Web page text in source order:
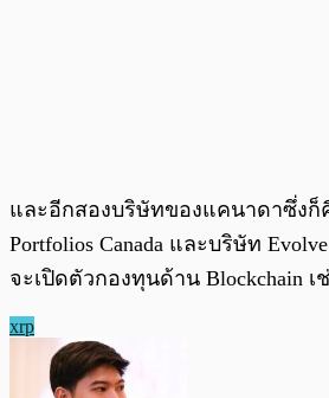
และอีกสองบริษัทของแคนาดาซึ่งก็
Portfolios Canada และบริษัท
จะเปิดตัวกองทุนด้าน Blockchain เ
xrp